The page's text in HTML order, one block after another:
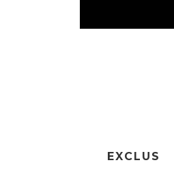
EXCLUS